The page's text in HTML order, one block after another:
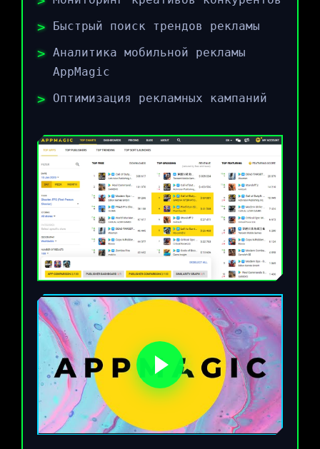
Быстрый поиск трендов рекламы
Аналитика мобильной рекламы
AppMagic
Оптимизация рекламных кампаний